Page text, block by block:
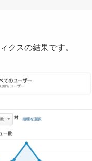
クスの結果です。